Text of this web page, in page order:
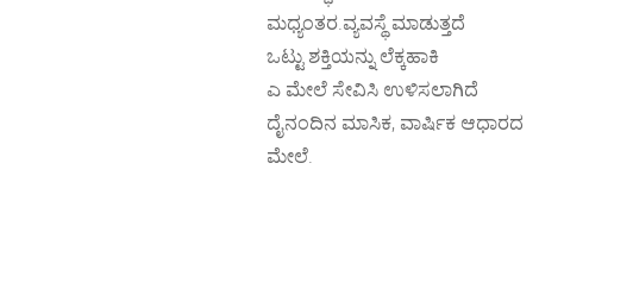
ಮಧ್ಯಂತರ.ವ್ಯವಸ್ಥೆ ಮಾಡುತ್ತದೆ
ಒಟ್ಟು ಶಕ್ತಿಯನ್ನು ಲೆಕ್ಕಹಾಕಿ
ಎ ಮೇಲೆ ಸೇವಿಸಿ ಉಳಿಸಲಾಗಿದೆ
ದೈನಂದಿನ ಮಾಸಿಕ, ವಾರ್ಷಿಕ ಆಧಾರದ
ಮೇಲೆ.